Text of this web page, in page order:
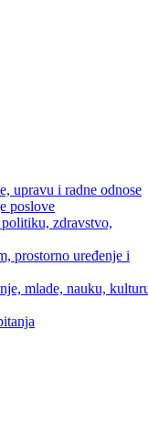
upravu i radne odnose
poslove
zdravstvo,
prostorno uređenje i
mlade, nauku,